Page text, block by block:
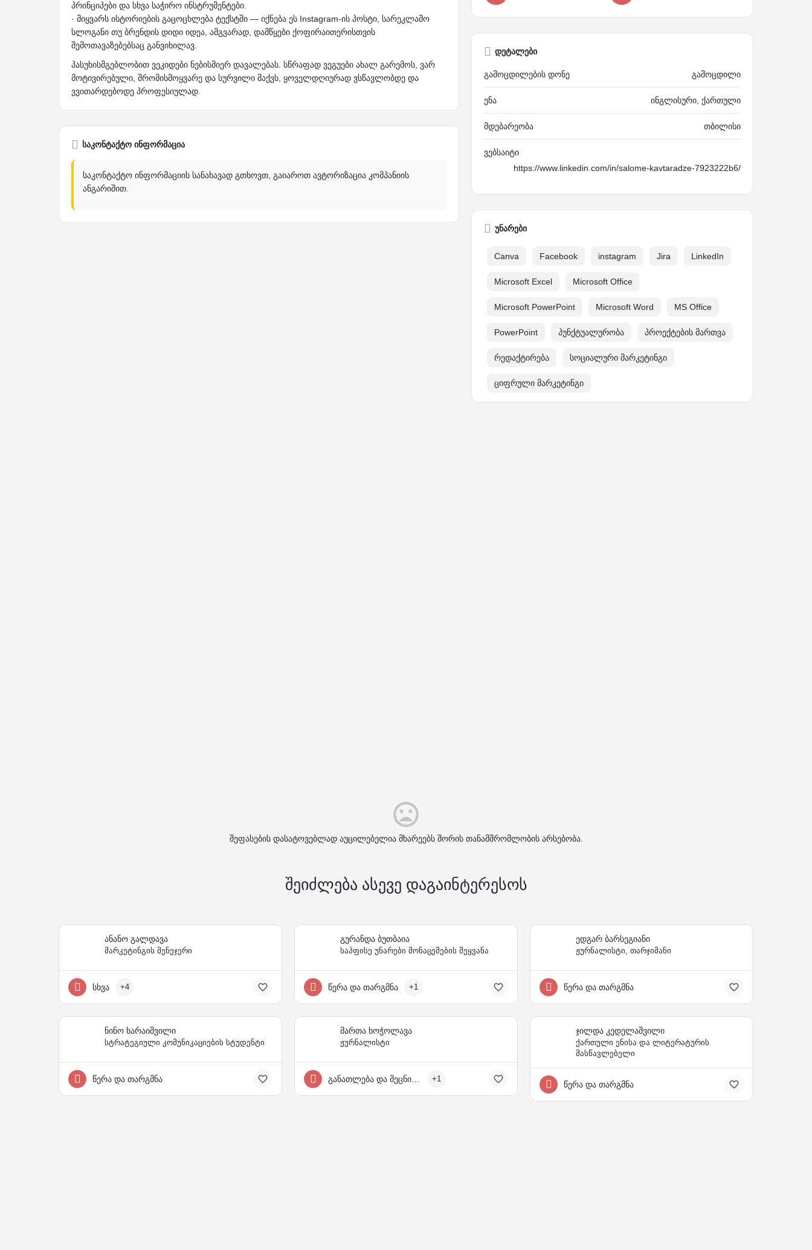
პრინციპები და სხვა საჭირო ინსტრუმენტები.
· მიყვარს ისტორიების გაცოცხლება ტექსტში — იქნება ეს Instagram-ის პოსტი, სარეკლამო
სლოგანი თუ ბრენდის დიდი იდეა, ამგვარად, დამწყები ქოფირაითერისთვის
შემოთავაზებებსაც განვიხილავ.
პასუხისმგებლობით ვეკიდები ნებისმიერ დავალებას. სწრაფად ვეგუები ახალ გარემოს, ვარ
მოტივირებული, შრომისმოყვარე და სურვილი მაქვს, ყოველდღიურად ვსწავლობდე და
ვვითარდებოდე პროფესიულად.
საკონტაქტო ინფორმაცია
საკონტაქტო ინფორმაციის სანახავად გთხოვთ, გაიაროთ ავტორიზაცია კომპანიის
ანგარიშით.
დეტალები
გამოცდილების დონე გამოცდილი
ენა ინგლისური, ქართული
მდებარეობა თბილისი
ვებსაიტი
https://www.linkedin.com/in/salome-kavtaradze-7923222b6/
უნარები
Canva Facebook instagram Jira LinkedIn
Microsoft Excel Microsoft Office
Microsoft PowerPoint Microsoft Word MS Office
PowerPoint პუნქტუალურობა პროექტების მართვა
რედაქტირება სოციალური მარკეტინგი
ციფრული მარკეტინგი
შეფასების დასატოვებლად აუცილებელია მხარეებს შორის თანამშრომლობის არსებობა.
შეიძლება ასევე დაგაინტერესოს
ანანო გალდავა
მარკეტინგის მენეჯერი
სხვა +4
გურანდა ბუთბაია
საპფისე უნარები მონაცემების შეყვანა
წერა და თარგმნა +1
ედგარ ბარსეგიანი
ჟურნალისტი, თარჯიმანი
წერა და თარგმნა
ნინო ხარაიშვილი
სტრატეგიული კომუნიკაციების სტუდენტი
წერა და თარგმნა
მართა ხოჭოლავა
ჟურნალისტი
+1
ჯილდა კედელაშვილი
ქართული ენისა და ლიტერატურის
მასწავლებელი
წერა და თარგმნა